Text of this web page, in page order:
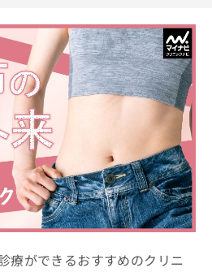
療ができるおすすめのクリニ